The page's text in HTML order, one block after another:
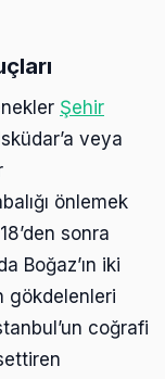
Şehir
veya
önlemek
sonra
Boğaz’ın iki
gökdelenleri
coğrafi